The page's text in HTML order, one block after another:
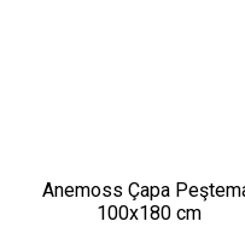
Anemoss Çapa
100x180 cm